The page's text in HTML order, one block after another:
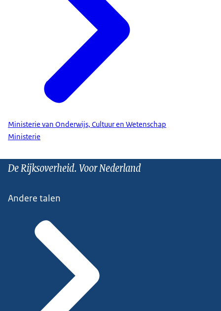
Ministerie van Onderwijs, Cultuur en Wetenschap
Ministerie
De Rijksoverheid. Voor Nederland
Andere talen